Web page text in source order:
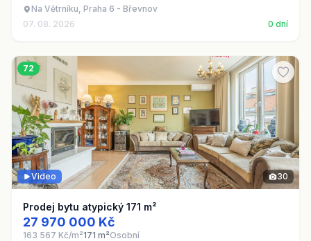
Na Větrníku, Praha 6 - Břevnov
07. 08. 2026
0 dní
72
30
Video
Prodej bytu atypický 171 m²
27 970 000 Kč
163 567 Kč/m²171 m²Osobní